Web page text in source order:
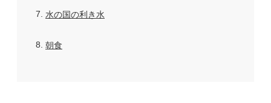
7 水の国の利き水
8 朝食